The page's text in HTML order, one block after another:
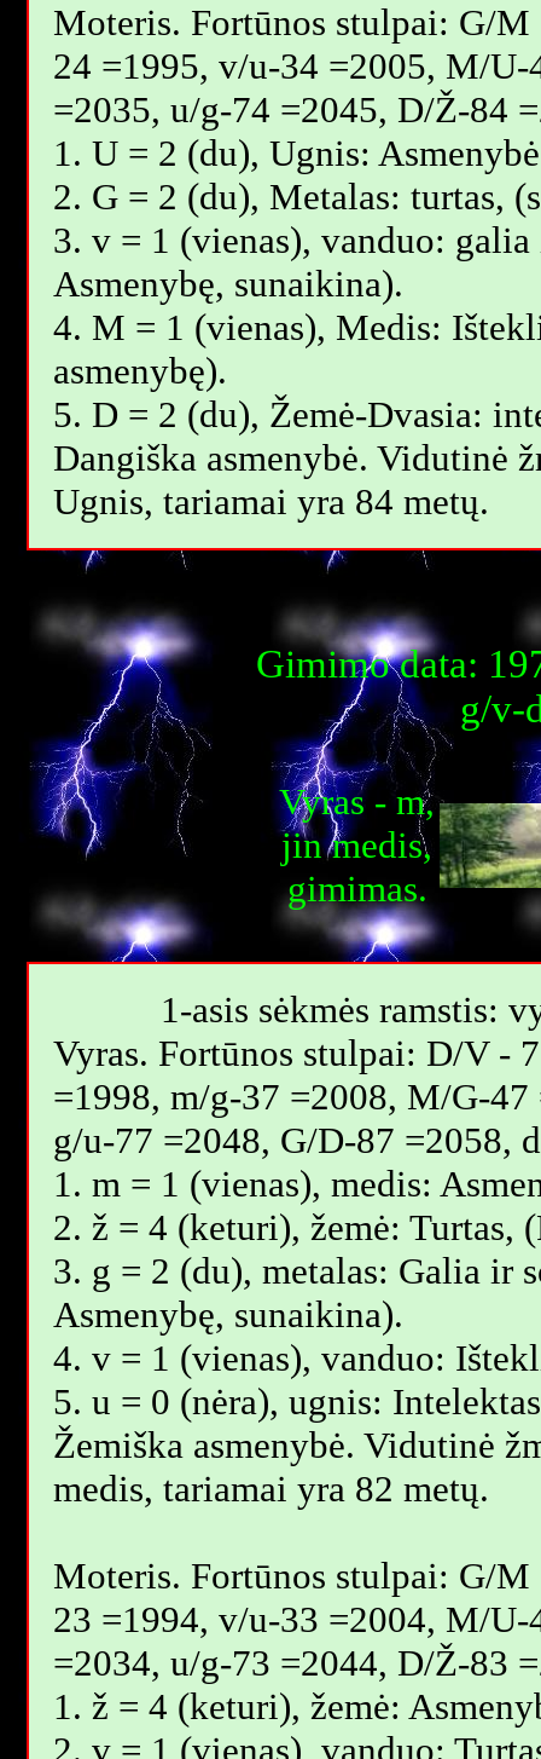
Moteris. Fortūnos stulpai: G/
24 =1995, v/u-34 =2005, M/
=2035, u/g-74 =2045, D/Ž-84
1. U = 2 (du), Ugnis:
2. G = 2 (du), Metalas: turtas,
3. v = 1 (vienas), vanduo:
Asmenybę, sunaikina).
4. M = 1 (vienas), Medis:
asmenybę).
5. D = 2 (du), Žemė-Dvasia:
Dangiška asmenybė. Vidutinė
Ugnis, tariamai yra 84 metų.
Gimimo data:
g/v-
Vyras - m,
jin medis,
gimimas.
1-asis sėkmės ramstis:
Vyras. Fortūnos stulpai: D/V -
=1998, m/g-37 =2008, M/G-
g/u-77 =2048, G/D-87 =2058,
1. m = 1 (vienas), medis:
2. ž = 4 (keturi), žemė: Turtas,
3. g = 2 (du), metalas: Galia ir
Asmenybę, sunaikina).
4. v = 1 (vienas), vanduo:
5. u = 0 (nėra), ugnis:
Žemiška asmenybė. Vidutinė
medis, tariamai yra 82 metų.
Moteris. Fortūnos stulpai: G/
23 =1994, v/u-33 =2004, M/
=2034, u/g-73 =2044, D/Ž-83
1. ž = 4 (keturi), žemė:
2. v = 1 (vienas), vanduo: